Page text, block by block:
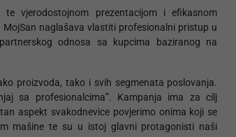
vjerodostojnom prezentacijom i efikasnom
naglašava vlastiti profesionalni pristup u
odnosa sa kupcima baziranog na
proizvoda, tako i svih segmenata poslovanja.
sa profesionalcima”. Kampanja ima za cilj
aspekt svakodnevice povjerimo onima koji se
mašine te su u istoj glavni protagonisti naši